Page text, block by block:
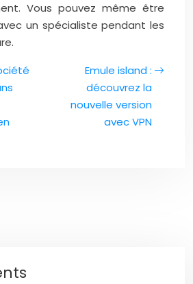
Vous pouvez même être
un spécialiste pendant les
Emule island :
découvrez la
nouvelle version
avec VPN